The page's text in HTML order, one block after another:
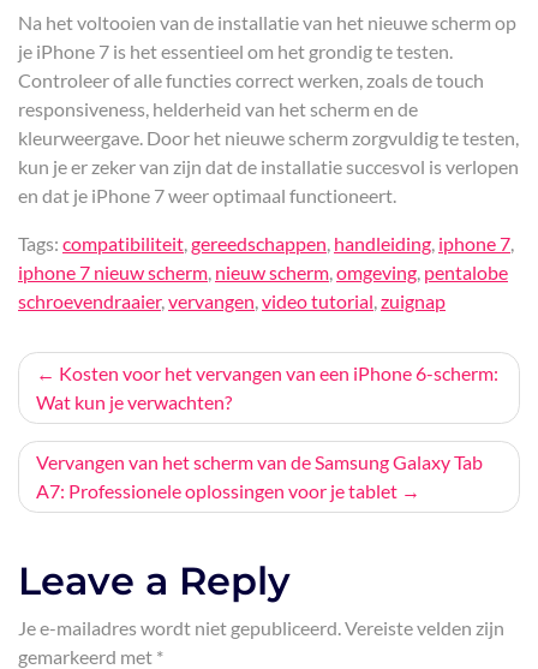
Na het voltooien van de installatie van het nieuwe scherm op
je iPhone 7 is het essentieel om het grondig te testen.
Controleer of alle functies correct werken, zoals de touch
responsiveness, helderheid van het scherm en de
kleurweergave. Door het nieuwe scherm zorgvuldig te testen,
kun je er zeker van zijn dat de installatie succesvol is verlopen
en dat je iPhone 7 weer optimaal functioneert.
Tags: compatibiliteit,gereedschappen, handleiding, iphone 7,
iphone 7 nieuw scherm, nieuw scherm,omgeving, pentalobe
schroevendraaier,vervangen,video tutorial,zuignap
Bericht
navigatie
Kosten voor het vervangen van een iPhone 6-scherm:
Wat kun je verwachten?
Vervangen van het scherm van de Samsung Galaxy Tab
A7: Professionele oplossingen voor je tablet
Leave a Reply
Je e-mailadres wordt niet gepubliceerd.Vereiste velden zijn
gemarkeerd met *